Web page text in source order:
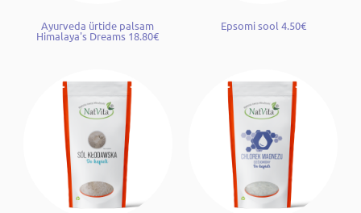
Ayurveda ürtide palsam
Himalaya's Dreams 18.80€
Epsomi sool 4.50€